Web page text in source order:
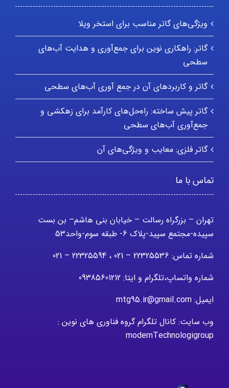
ویژگی‌های گاتر مناسب برای استخر ویلا
گاتر: راهکاری نوین برای جمع‌آوری و هدایت آب‌های
سطحی
گاتر و کاربردهای آن در جمع آوری آب‌های سطحی
گاتر پیش ساخته: راه‌حل‌های کارآمد برای زهکشی و
جمع‌آوری آب‌های سطحی
گاتر فلزی: معایب و ویژگی‌های آن
تماس با ما
تهران – بزرگراه رسالت – خیابان بنی هاشم– بن بست
سپیده-مجتمع سپید-پلاک 6- طبقه سوم-واحد53
شماره تماس: 22325536 – 021 ، 22325594 – 021
شماره واتساپ،تلگرام و ایتا: 09385601212
ایمیل: mtg95.ir@gmail.com
وب سایت: کانال تلگرام گروه فناوری های نوین :
modernTechnologigroup